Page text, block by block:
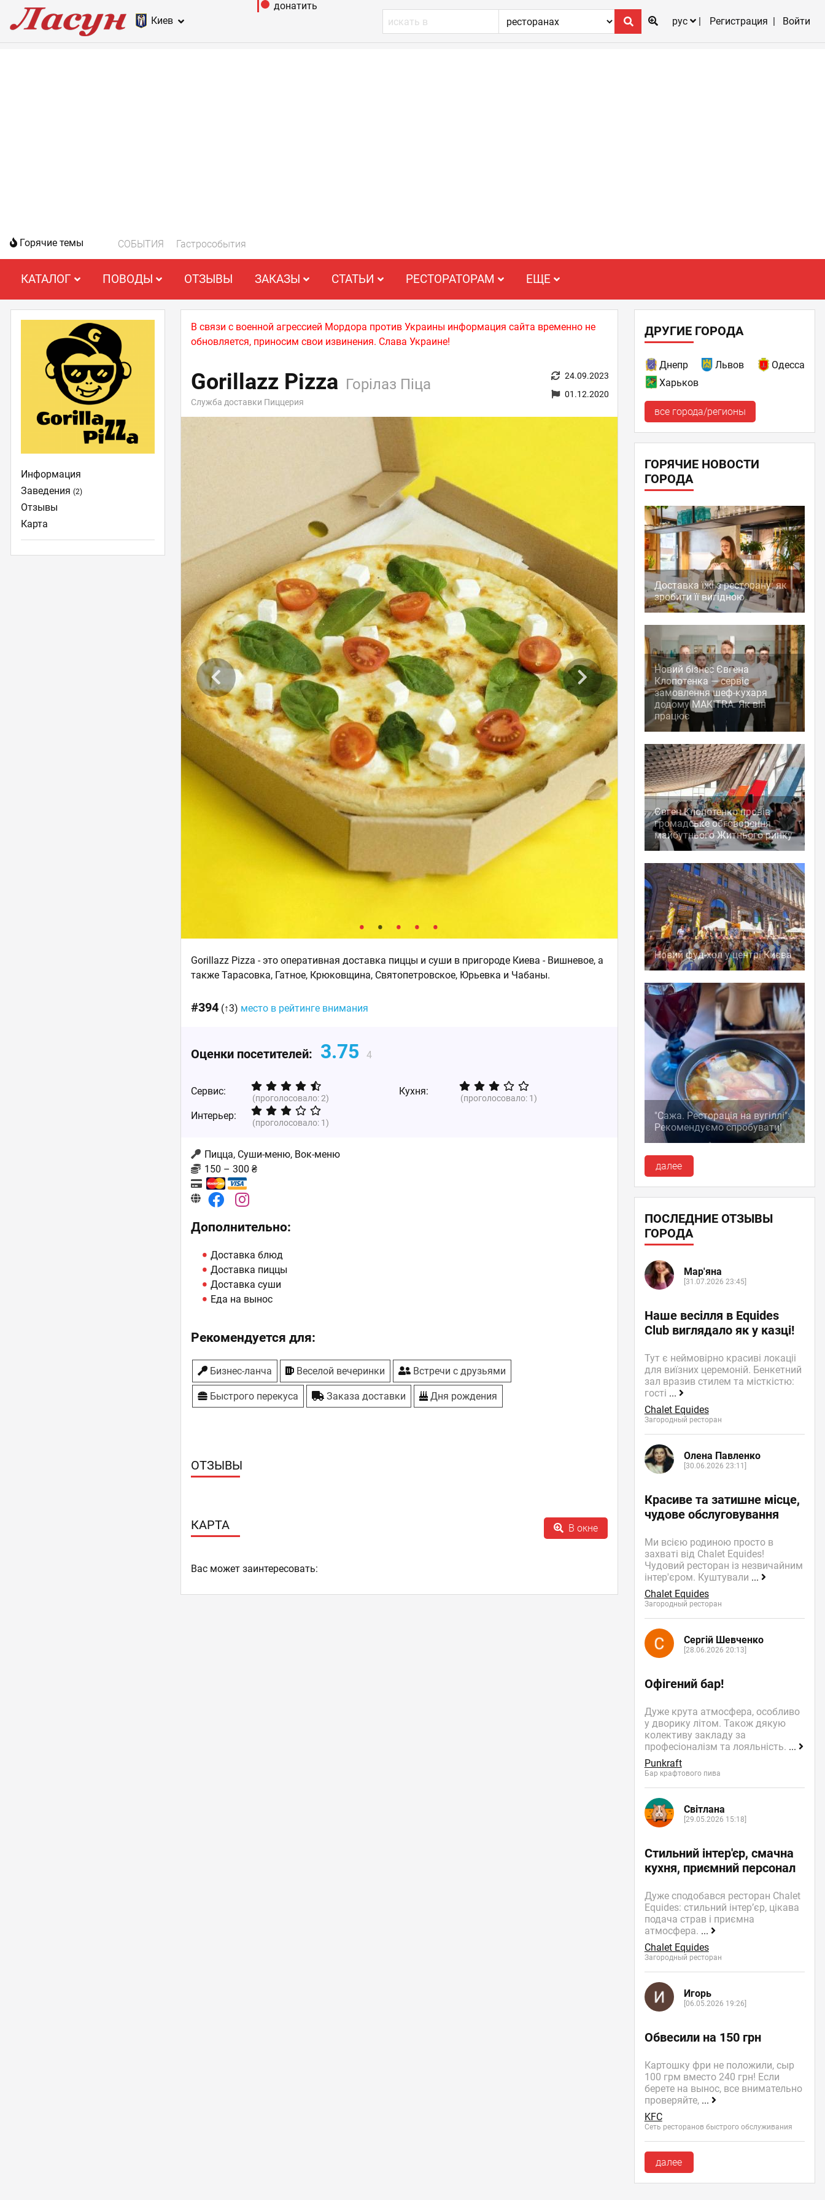
Киев
донатить
рус
Регистрация Войти
Горячие темы СОБЫТИЯ Гастрособытия
КАТАЛОГ ПОВОДЫ ОТЗЫВЫ ЗАКАЗЫ СТАТЬИ РЕСТОРАТОРАМ ЕЩЕ
В связи с военной агрессией Мордора против Украины информация сайта временно не
обновляется, приносим свои извинения. Слава Украине!
Gorillazz Pizza Горілаз Піца
Служба доставки Пиццерия
24.09.2023
01.12.2020
Gorillazz Pizza - это оперативная доставка пиццы и суши в пригороде Киева - Вишневое, а
также Тарасовка, Гатное, Крюковщина, Святопетровское, Юрьевка и Чабаны.
#394 (↑3) место в рейтинге внимания
Оценки посетителей: 3.75 4
Сервис:
(проголосовало:2)
Кухня:
(проголосовало: 1)
Интерьер:
(проголосовало: 1)
Пицца, Суши-меню, Вок-меню
150 – 300 ₴
Дополнительно:
Доставка блюд
Доставка пиццы
Доставка суши
Еда на вынос
Рекомендуется для:
Бизнес-ланча Веселой вечеринки Встречи с друзьями
Быстрого перекуса Заказа доставки Дня рождения
ОТЗЫВЫ
КАРТА В окне
Информация
Заведения(2)
Отзывы
Карта
Ваc может заинтересовать:
ДРУГИЕ ГОРОДА
Днепр Львов
Одесса
Харьков
все города/регионы
ГОРЯЧИЕ НОВОСТИ
ГОРОДА
Доставка їжі з ресторану: як
зробити її вигідною
Новий бізнес Євгена
Клопотенка — сервіс
замовлення шеф-кухаря
додому MAKITRA. Як він
працює
Євген Клопотенко провів
громадське обговорення
майбутнього Житнього ринку
Новий фуд-хол у центрі Києва
"Сажа. Ресторація на вугіллі":
Рекомендуємо спробувати!
далее
ПОСЛЕДНИЕ ОТЗЫВЫ
ГОРОДА
Мар'яна
[31.07.2026 23:45]
Наше весілля в Equides
Club виглядало як у казці!
Тут є неймовірно красиві локаціі
для виїзних церемоній. Бенкетний
зал вразив стилем та місткістю:
гості ...
Chalet Equides
Загородный ресторан
Олена Павленко
[30.06.2026 23:11]
Красиве та затишне місце,
чудове обслуговування
Ми всією родиною просто в
захваті від Chalet Equides!
Чудовий ресторан із незвичайним
інтер'єром. Куштували ...
Chalet Equides
Загородный ресторан
Сергій Шевченко
[28.06.2026 20:13]
Офігений бар!
Дуже крута атмосфера, особливо
у дворику літом. Також дякую
колективу закладу за
професіоналізм та лояльність. ...
Punkraft
Бар крафтового пива
Світлана
[29.05.2026 15:18]
Стильний інтер'єр, смачна
кухня, приємний персонал
Дуже сподобався ресторан Chalet
Equides: стильний інтер’єр, цікава
подача страв і приємна
атмосфера. ...
Chalet Equides
Загородный ресторан
Игорь
[06.05.2026 19:26]
Обвесили на 150 грн
Картошку фри не положили, сыр
100 грм вместо 240 грн! Если
берете на вынос, все внимательно
проверяйте, ...
KFC
Сеть ресторанов быстрого обслуживания
далее